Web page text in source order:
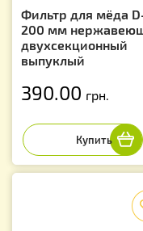
Фильтр для мёда
200 мм
двухсекционный
выпуклый
390.00 грн.